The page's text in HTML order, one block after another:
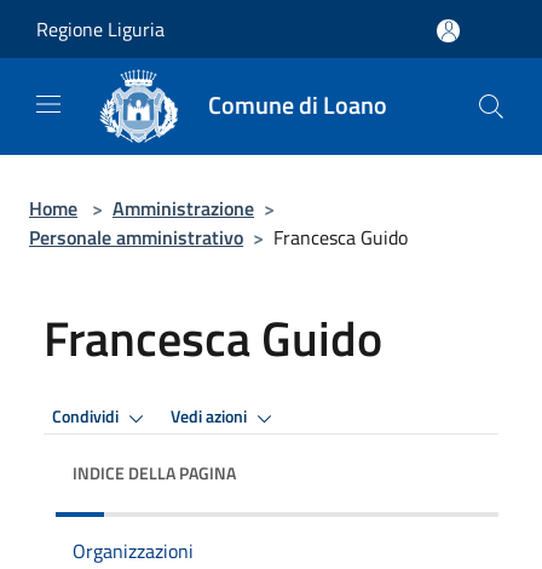
Regione Liguria
Comune di Loano
Home > Amministrazione >
Personale amministrativo > Francesca Guido
Francesca Guido
Condividi Vedi azioni
INDICE DELLA PAGINA
Organizzazioni